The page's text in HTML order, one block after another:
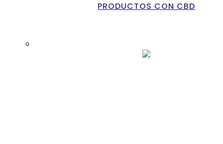
PRODUCTOS CON CBD